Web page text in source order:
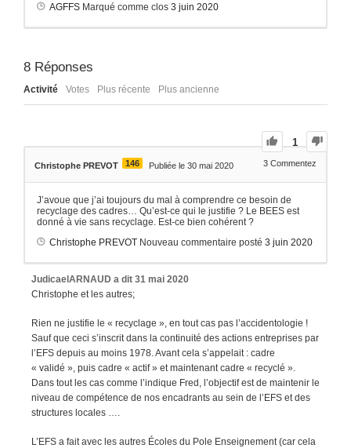
AGFFS Marqué comme clos 3 juin 2020
8 Réponses
Activité Votes Plus récente Plus ancienne
1
Christophe PREVOT 146 Publiée le 30 mai 2020 3 Commentez
J’avoue que j’ai toujours du mal à comprendre ce besoin de
recyclage des cadres… Qu’est-ce qui le justifie ? Le BEES est
donné à vie sans recyclage. Est-ce bien cohérent ?
Christophe PREVOT Nouveau commentaire posté 3 juin 2020
JudicaelARNAUD a dit 31 mai 2020
Christophe et les autres;
Rien ne justifie le « recyclage », en tout cas pas l’accidentologie !
Sauf que ceci s’inscrit dans la continuité des actions entreprises par
l’EFS depuis au moins 1978. Avant cela s’appelait : cadre
« validé », puis cadre « actif » et maintenant cadre « recyclé ».
Dans tout les cas comme l’indique Fred, l’objectif est de maintenir le
niveau de compétence de nos encadrants au sein de l’EFS et des
structures locales ….
L’EFS a fait avec les autres Écoles du Pole Enseignement (car cela